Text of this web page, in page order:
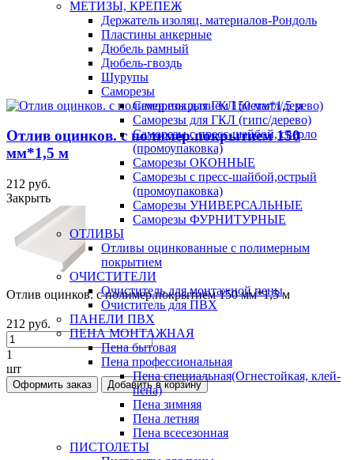
МЕТИЗЫ, КРЕПЕЖ
Держатель изоляц. материалов-Рондоль
Пластины анкерные
Дюбель рамный
Дюбель-гвоздь
Шурупы
Саморезы
Саморезы для ГКЛ (металл/дерево)
Саморезы для ГКЛ (гипс/дерево)
Саморезы с пресс-шайбой, сверло
(промоупаковка)
Саморезы ОКОННЫЕ
Саморезы с пресс-шайбой,острый
(промоупаковка)
Саморезы УНИВЕРСАЛЬНЫЕ
Саморезы ФУРНИТУРНЫЕ
ОТЛИВЫ
Отливы оцинкованные с полимерным
покрытием
ОЧИСТИТЕЛИ
Очиститель для монтажной пены
Очиститель для ПВХ
ПАНЕЛИ ПВХ
ПЕНА МОНТАЖНАЯ
Пена бытовая
Пена профессиональная
Пена специальная(Огнестойкая, клей-
пена)
Пена зимняя
Пена летняя
Пена всесезонная
ПИСТОЛЕТЫ
Отлив оцинков. с полимер.покрытием 150
мм*1,5 м
212 руб.
Закрыть
Отлив оцинков. с полимер.покрытием 150 мм*1,5 м
212 руб.
1
шт
Оформить заказ Добавить в корзину